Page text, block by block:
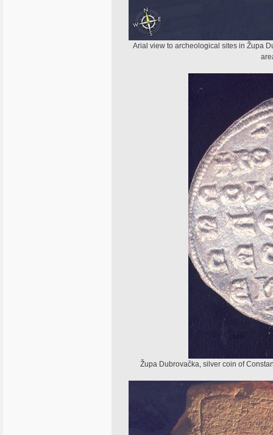
Arial view to archeological sites in Župa
Župa Dubrovačka, silver coin of